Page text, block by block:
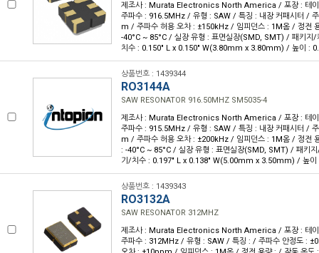
제조사 : Murata Electronics North America / 포장 : 테
주파수 : 916.5MHz / 유형 : SAW / 특징 : 내장 커패시터 /
m / 주파수 허용 오차 : ±150kHz / 임피던스 : 1M옴 / 정전
-40°C ~ 85°C / 실장 유형 : 표면실장(SMD, SMT) / 패키지
치수 : 0.150" L x 0.150" W(3.80mm x 3.80mm) / 높이 :
상품번호 : 1439344
RO3144A
SAW RESONATOR 916.50MHZ SM5035-4
제조사 : Murata Electronics North America / 포장 : 테
주파수 : 915.5MHz / 유형 : SAW / 특징 : 내장 커패시터 /
m / 주파수 허용 오차 : ±200kHz / 임피던스 : 1M옴 / 정전
: -40°C ~ 85°C / 실장 유형 : 표면실장(SMD, SMT) / 패키
기/치수 : 0.197" L x 0.138" W(5.00mm x 3.50mm) / 높
상품번호 : 1439343
RO3132A
SAW RESONATOR 312MHZ
제조사 : Murata Electronics North America / 포장 : 테
주파수 : 312MHz / 유형 : SAW / 특징 : / 주파수 안정도 :